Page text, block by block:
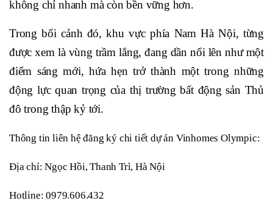
không chỉ nhanh mà còn bền vững hơn.
Trong bối cảnh đó, khu vực phía Nam Hà Nội, từng
được xem là vùng trầm lắng, đang dần nổi lên như một
điểm sáng mới, hứa hẹn trở thành một trong những
động lực quan trọng của thị trường bất động sản Thủ
đô trong thập kỷ tới.
Thông tin liên hệ đăng ký chi tiết dự án Vinhomes Olympic:
Địa chỉ: Ngọc Hồi, Thanh Trì, Hà Nội
Hotline: 0979.606.432